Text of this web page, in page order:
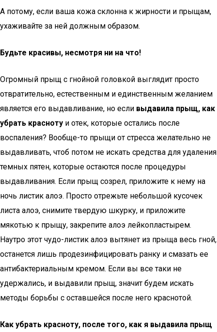
А потому, если ваша кожа склонна к жирности и прыщам,
ухаживайте за ней должным образом.
Будьте красивы, несмотря ни на что!
Огромный прыщ с гнойной головкой выглядит просто
отвратительно, естественным и единственным желанием
является его выдавливание, но если выдавила прыщ, как
убрать красноту и отек, которые остались после
воспаления? Вообще-то прыщи от стресса желательно не
выдавливать, чтоб потом не искать средства для удаления
темных пятен, которые остаются после процедуры
выдавливания. Если прыщ созрел, приложите к нему на
ночь листик алоэ. Просто отрежьте небольшой кусочек
листа алоэ, снимите твердую шкурку, и приложите
мякотью к прыщу, закрепите алоэ лейкопластырем.
Наутро этот чудо-листик алоэ вытянет из прыща весь гной,
останется лишь продезинфицировать ранку и смазать ее
антибактериальным кремом. Если вы все таки не
удержались, и выдавили прыщ, значит будем искать
методы борьбы с оставшейся после него краснотой.
Как убрать красноту, после того, как я выдавила прыщ